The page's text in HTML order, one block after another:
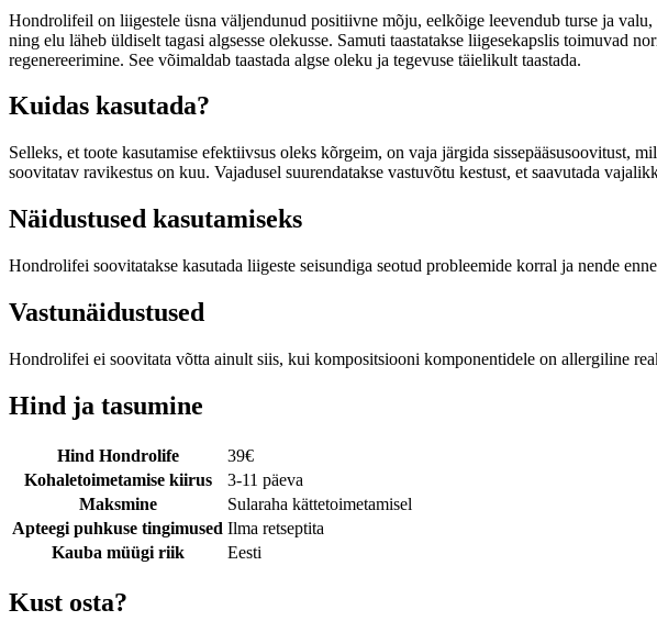
Hondrolifeil on liigestele üsna väljendunud positiivne mõju, eelkõige leevendub turse ja
ning elu läheb üldiselt tagasi algsesse olekusse. Samuti taastatakse liigesekapslis toimuvad
regenereerimine. See võimaldab taastada algse oleku ja tegevuse täielikult taastada.
Kuidas kasutada?
Selleks, et toote kasutamise efektiivsus oleks kõrgeim, on vaja järgida sissepääsusoovitust,
soovitatav ravikestus on kuu. Vajadusel suurendatakse vastuvõtu kestust, et saavutada
Näidustused kasutamiseks
Hondrolifei soovitatakse kasutada liigeste seisundiga seotud probleemide korral ja nende
Vastunäidustused
Hondrolifei ei soovitata võtta ainult siis, kui kompositsiooni komponentidele on allergiline
Hind ja tasumine
Hind Hondrolife 39€
Kohaletoimetamise kiirus
3-11 päeva
Maksmine
Sularaha kättetoimetamisel
Apteegi puhkuse tingimused Ilma retseptita
Kauba müügi riik
Eesti
Kust osta?